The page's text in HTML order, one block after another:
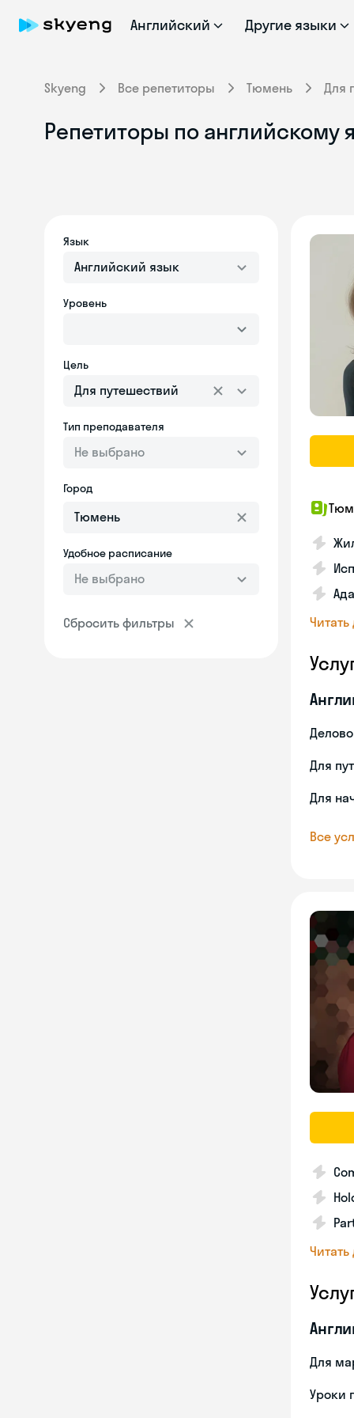
Английский Другие языки
Skyeng Все репетиторы Тюмень Для
Репетиторы по
Язык
Английский язык
Уровень
Цель
Для путешествий
Тип преподавателя
Не выбрано
Город
Удобное расписание
Не выбрано
Сбросить фильтры
Для
Для
Все
Для
Уроки